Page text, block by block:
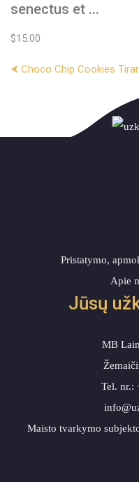
senectus et ...
$15.00
⮜ Choco Chip Cookies
Pristatymo,
Apie
Jūsų
MB
Tel. nr.:
Maisto tvarkymo